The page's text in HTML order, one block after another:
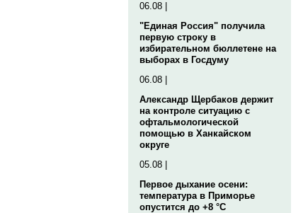
06.08 |
"Единая Россия" получила
первую строку в
избирательном бюллетене на
выборах в Госдуму
06.08 |
Александр Щербаков держит
на контроле ситуацию с
офтальмологической
помощью в Ханкайском
округе
05.08 |
Первое дыхание осени:
температура в Приморье
опустится до +8 °C